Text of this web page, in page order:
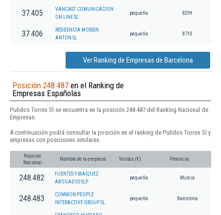
37.405
VANCAST COMUNICACION
ON LINE SL
pequeña 8299
37.406
RESIDENCIA MOSSEN
ANTON SL
pequeña 8710
Ver Ranking de Empresas de Barcelona
Posición 248.487 en el Ranking de
Empresas Españolas
Pulidos Torres Sl se encuentra en la posición 248.487 del Ranking Nacional de
Empresas.
A continuación podrá consultar la posición en el ranking de Pulidos Torres Sl y
empresas con posiciones similares:
Posición
Nacional
Nombre de la empresa Ventas (€) Provincia
248.482
FUENTES Y MAIQUEZ
ABOGADOS SLP
pequeña Murcia
248.483
COMMON PEOPLE
INTERACTIVE GROUP SL.
pequeña Barcelona